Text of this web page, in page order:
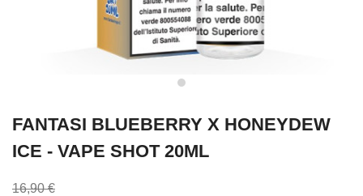
FANTASI BLUEBERRY X HONEYDEW
ICE - VAPE SHOT 20ML
16,90 €